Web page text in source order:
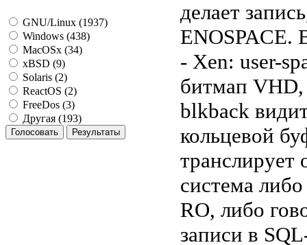
GNU/Linux (1937)
Windows (438)
MacOSx (34)
xBSD (9)
Solaris (2)
ReactOS (2)
FreeDos (3)
Другая (193)
делает
ENOSPACE.
- Xen: user-
битмап VHD,
blkback
кольцевой
транслирует
система
RO, либо
записи в